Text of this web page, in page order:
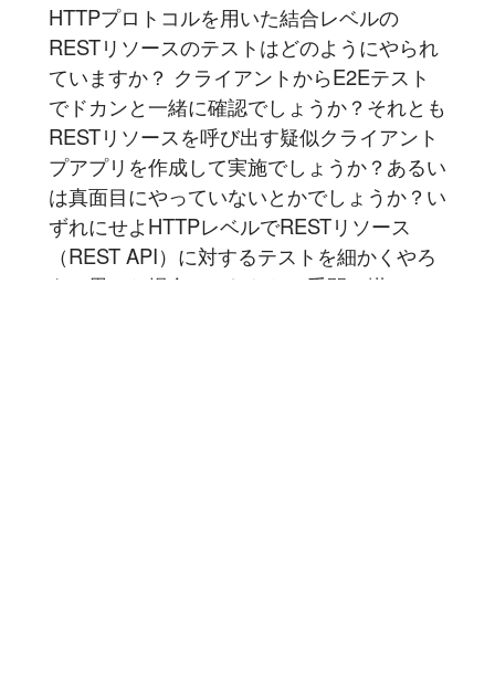
HTTPプロトコルを用いた結合レベルの
RESTリソースのテストはどのようにやられ
ていますか？ クライアントからE2Eテスト
でドカンと一緒に確認でしょうか？それとも
RESTリソースを呼び出す疑似クライアント
プアプリを作成して実施でしょうか？あるい
は真面目にやっていないとかでしょうか？い
ずれにせよHTTPレベルでRESTリソース
（REST API）に対するテストを細かくやろ
うと思った場合、それなりに手間は掛かると